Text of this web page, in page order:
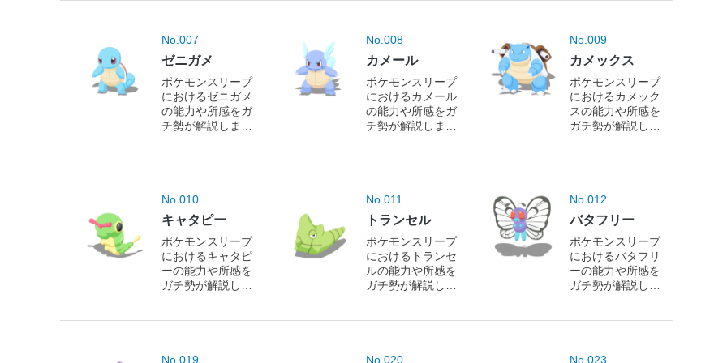
No.007
ゼニガメ
ポケモンスリープ
におけるゼニガメ
の能力や所感をガ
チ勢が解説しま
No.008
カメール
ポケモンスリープ
におけるカメール
の能力や所感をガ
チ勢が解説しま
No.009
カメックス
ポケモンスリープ
におけるカメック
スの能力や所感を
ガチ勢が解説しま
No.010
キャタピー
ポケモンスリープ
におけるキャタピ
ーの能力や所感を
ガチ勢が解説しま
No.011
トランセル
ポケモンスリープ
におけるトランセ
ルの能力や所感を
ガチ勢が解説しま
No.012
バタフリー
ポケモンスリープ
におけるバタフリ
ーの能力や所感を
ガチ勢が解説しま
No.019 No.020 No.023